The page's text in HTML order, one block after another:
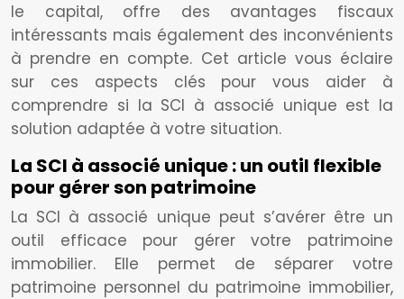
le capital, offre des avantages fiscaux
intéressants mais également des inconvénients
à prendre en compte. Cet article vous éclaire
sur ces aspects clés pour vous aider à
comprendre si la SCI à associé unique est la
solution adaptée à votre situation.
La SCI à associé unique : un outil flexible
pour gérer son patrimoine
La SCI à associé unique peut s’avérer être un
outil efficace pour gérer votre patrimoine
immobilier. Elle permet de séparer votre
patrimoine personnel du patrimoine immobilier,